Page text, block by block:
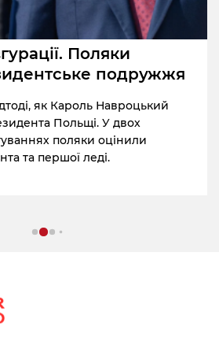
Поляки
подружжя
як Кароль Навроцький
Польщі. У двох
поляки оцінили
та першої леді.